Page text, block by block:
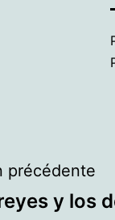
précédente
y los